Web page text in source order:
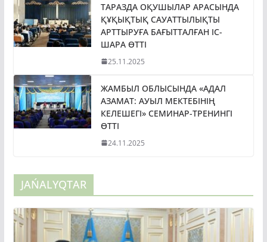
ТАРАЗДА ОҚУШЫЛАР АРАСЫНДА
ҚҰҚЫҚТЫҚ САУАТТЫЛЫҚТЫ
АРТТЫРУҒА БАҒЫТТАЛҒАН ІС-
ШАРА ӨТТІ
25.11.2025
ЖАМБЫЛ ОБЛЫСЫНДА «АДАЛ
АЗАМАТ: АУЫЛ МЕКТЕБІНІҢ
КЕЛЕШЕГІ» СЕМИНАР-ТРЕНИНГІ
ӨТТІ
24.11.2025
JAŃALYQTAR